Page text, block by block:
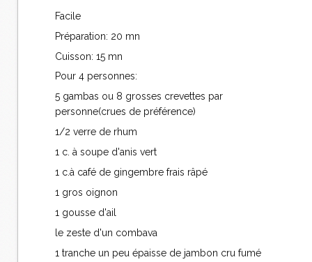
Facile
Préparation: 20 mn
Cuisson: 15 mn
Pour 4 personnes:
5 gambas ou 8 grosses crevettes par
personne(crues de préférence)
1/2 verre de rhum
1 c. à soupe d'anis vert
1 c.à café de gingembre frais râpé
1 gros oignon
1 gousse d'ail
le zeste d'un combava
1 tranche un peu épaisse de jambon cru fumé